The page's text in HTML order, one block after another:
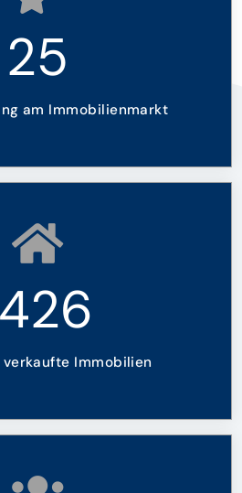
25
am Immobilienmarkt
Immobilien